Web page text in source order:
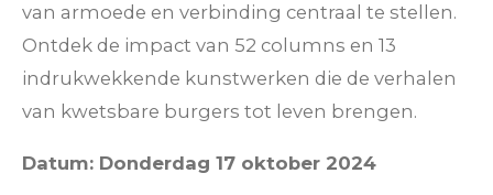
van armoede en verbinding centraal te stellen.
Ontdek de impact van 52 columns en 13
indrukwekkende kunstwerken die de verhalen
van kwetsbare burgers tot leven brengen.
Datum: Donderdag 17 oktober 2024